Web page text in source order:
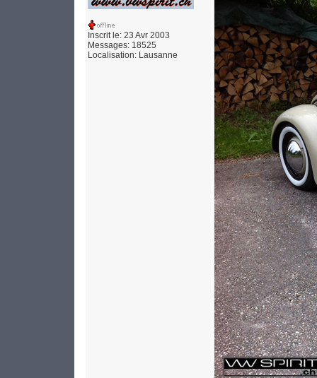
Inscrit le: 23 Avr 2003
Messages: 18525
Localisation: Lausanne